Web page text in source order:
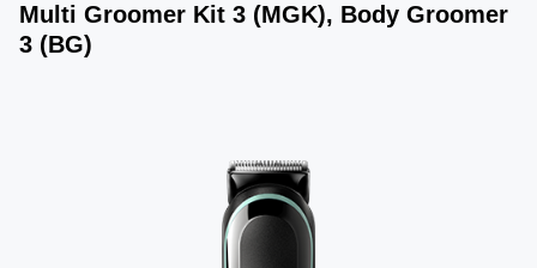
Multi Groomer Kit 3 (MGK), Body Groomer
3 (BG)